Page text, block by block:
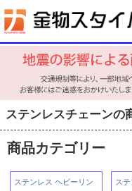
ステンレスチェーンの
商品カテゴリー
ステンレス ヘビーリン
ス